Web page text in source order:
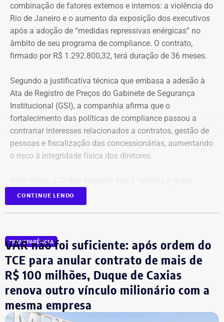
combinação de fatores externos e internos: a violência do
Rio de Janeiro e o aumento da exposição dos executivos
após a adoção de “medidas repressivas enérgicas” no
âmbito de seu programa de compliance. O contrato,
firmado por R$ 1.292.800,32, terá duração de 36 meses.
Segundo a justificativa técnica que embasa a adesão à
Ata de Registro de Preços do Gabinete de Segurança
Institucional (GSI), a companhia afirma que o
fortalecimento das políticas de compliance passou a
contrariar interesses relacionados a contratos, gestão de
pessoas e fiscalização das concessionárias, aumentando
o risco à integridade física dos diretores.
insegurança pública” no estado, especialmente no
município do Rio de Janeiro e na Baixada Fluminense,
Compliance e violência como
justificativa
A estatal afirma que a adoção de medidas mais rígidas
de governança levou à implementação de ações voltadas
ao combate de práticas consideradas lesivas aos
CONTINUE LENDO
TRANSPARÊNCIA
VAR não foi suficiente: após ordem do
TCE para anular contrato de mais de
R$ 100 milhões, Duque de Caxias
renova outro vínculo milionário com a
mesma empresa